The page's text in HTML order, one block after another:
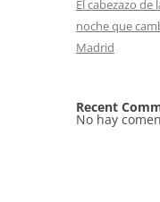
El cabezazo de
noche que
Madrid
Recent
No hay